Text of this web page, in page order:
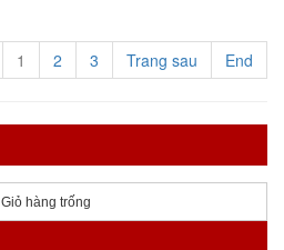
1 2 3 Trang sau End
Giỏ hàng trống